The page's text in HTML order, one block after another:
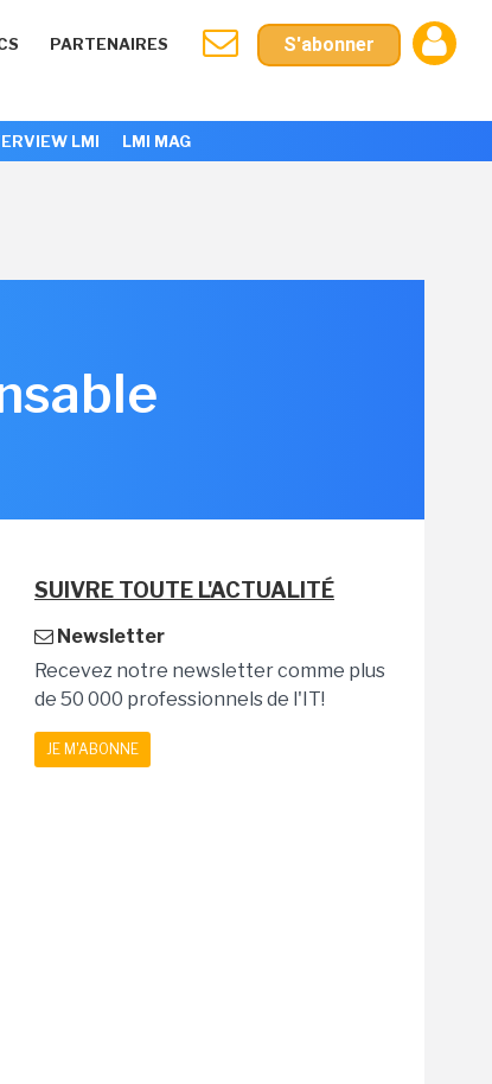
PARTENAIRES S'abonner
LMI LMI MAG
SUIVRE TOUTE L'ACTUALITÉ
Newsletter
Recevez notre newsletter comme plus
de 50 000 professionnels de l'IT!
JE M'ABONNE